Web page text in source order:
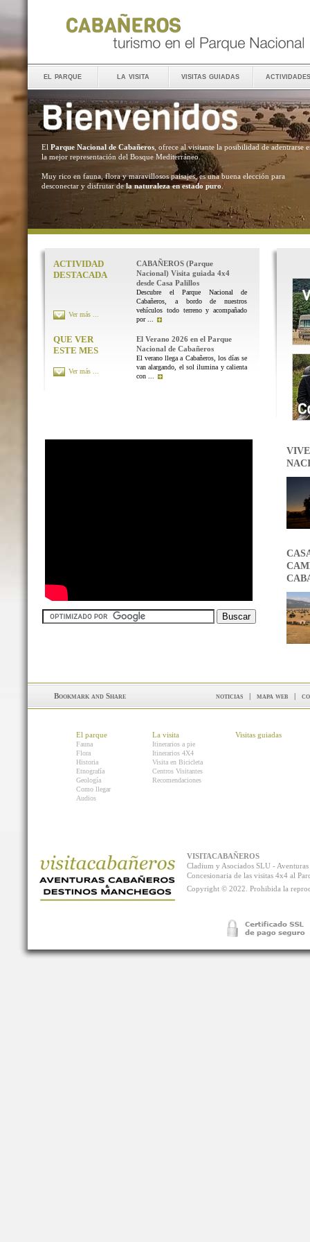
el parque la visita visitas guiadas actividades
El Parque Nacional de Cabañeros , ofrece al visitante la posibilidad de adentrarse
la mejor representación del Bosque Mediterráneo.
Muy rico en fauna, flora y maravillosos paisajes, es una buena elección para
desconectar y disfrutar dela naturaleza en estado puro .
ACTIVIDAD
DESTACADA
CABAÑEROS (Parque
Nacional) Visita guiada 4x4
desde Casa Palillos
Descubre el Parque Nacional de
Cabañeros, a bordo de nuestros
vehículos todo terreno y acompañado
por ...
Ver más ...
QUE VER
ESTE MES
El Verano 2026 en el Parque
Nacional de Cabañeros
El verano llega a Cabañeros, los días se
van alargando, el sol ilumina y calienta
con ...
Ver más ...
noticias | mapa web |
El parque
Fauna
Flora
Historia
Etnografía
Geología
Como llegar
Audios
La visita
Itinerarios a pie
Itinerarios 4X4
Visita en Bicicleta
Centros Visitantes
Recomendaciones
Visitas guiadas
VISITACABAÑEROS
Cladium y Asociados SLU -
Concesionaria de las visitas 4x4 al
Copyright © 2022. Prohibida la